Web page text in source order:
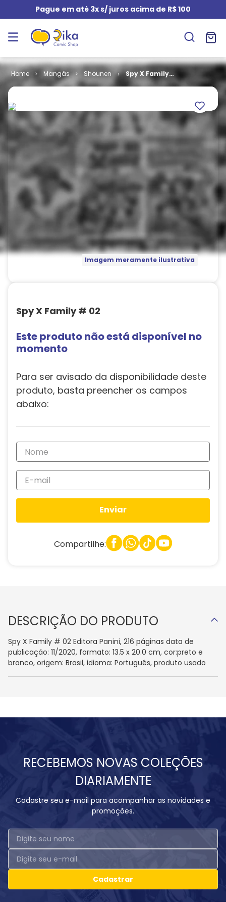
Pague em até 3x s/ juros acima de R$ 100
Mangás Shounen
Spy X Family
Imagem meramente ilustrativa
Spy X Family # 02
Este produto não está disponível no
momento
Para ser avisado da disponibilidade deste
produto, basta preencher os campos
abaixo:
Enviar
Compartilhe:
DESCRIÇÃO DO PRODUTO
Spy X Family # 02 Editora Panini, 216 páginas data de
publicação: 11/2020, formato: 13.5 x 20.0 cm, cor:preto e
branco, origem: Brasil, idioma: Português, produto usado
RECEBEMOS NOVAS COLEÇÕES
DIARIAMENTE
Cadastre seu e-mail para acompanhar as novidades e
promoções.
Cadastrar